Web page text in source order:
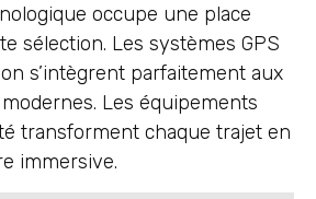
occupe une place
sélection. Les systèmes GPS
s’intègrent parfaitement aux
Les équipements
transforment chaque trajet en
immersive.